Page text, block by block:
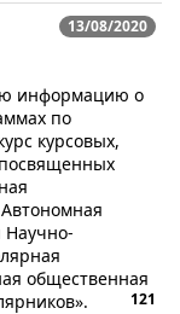
13/08/2020
информацию о
по
курсовых,
Научно-
общественная
121